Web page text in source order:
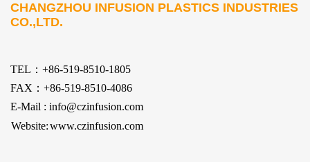
CHANGZHOU INFUSION PLASTICS INDUSTRIES
CO.,LTD.
TEL：+86-519-8510-1805
FAX：+86-519-8510-4086
E-Mail : info@czinfusion.com
Website:www.czinfusion.com